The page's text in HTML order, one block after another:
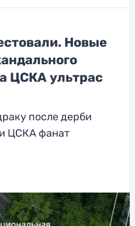
Новые
ЦСКА ультрас
после дерби
ЦСКА фанат